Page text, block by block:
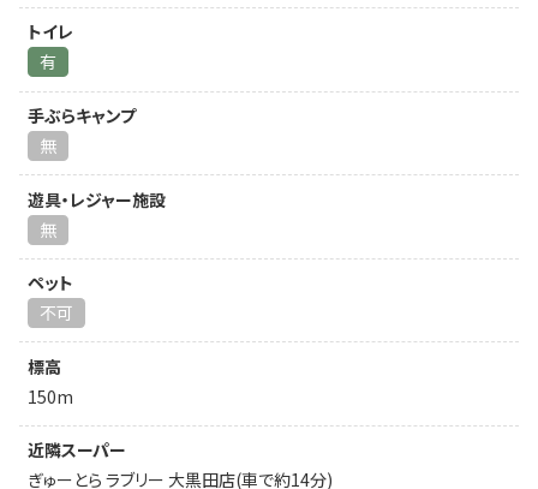
トイレ
有
手ぶらキャンプ
無
遊具・レジャー施設
無
ペット
不可
標高
150m
近隣スーパー
ぎゅーとら ラブリー 大黒田店(車で約14分)